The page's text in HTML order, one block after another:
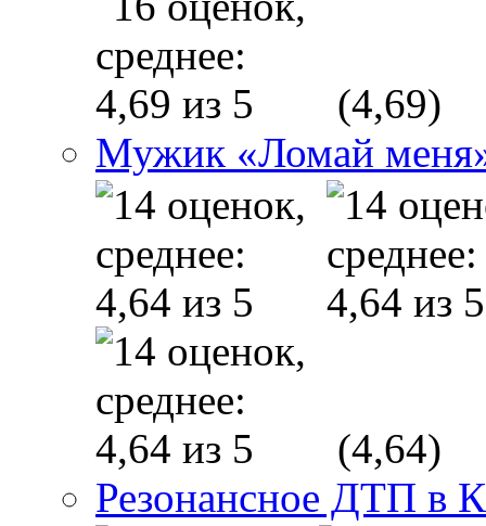
(4,69)
Мужик «Ломай
(4,64)
Резонансное ДТП в